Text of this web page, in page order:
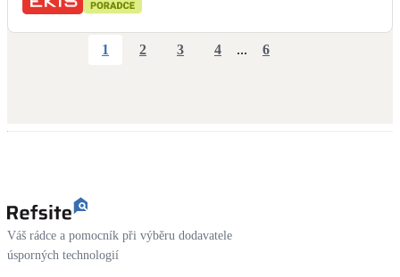
1 2 3 4 ... 6
Váš rádce a pomocník při výběru dodavatele
úsporných technologií